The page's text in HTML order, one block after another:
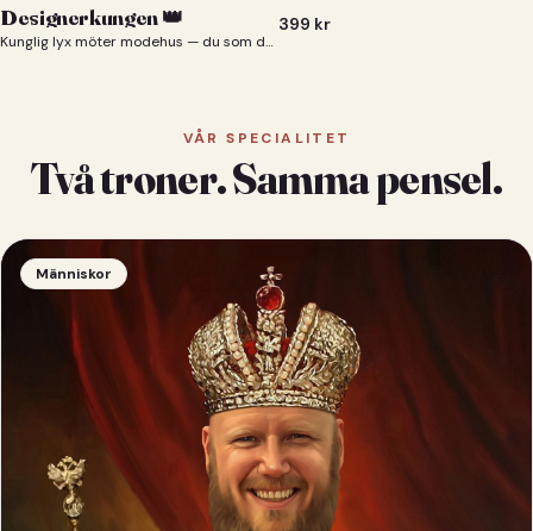
Designerkungen 👑
Kunglig lyx möter modehus — du som designerkung 👑
399 kr
VÅR SPECIALITET
Två troner. Samma pensel.
Människor